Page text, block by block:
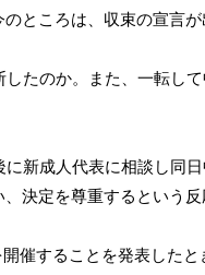
ところは、収束の宣言
したのか。また、一転し
に新成人代表に相談し同
決定を尊重するという反
催することを発表したと